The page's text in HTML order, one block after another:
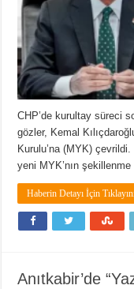
CHP’de kurultay süreci
gözler, Kemal
Kurulu’na (MYK)
yeni MYK’nın şekillenme
Haberin Detayı İçin
Anıtkabir’de